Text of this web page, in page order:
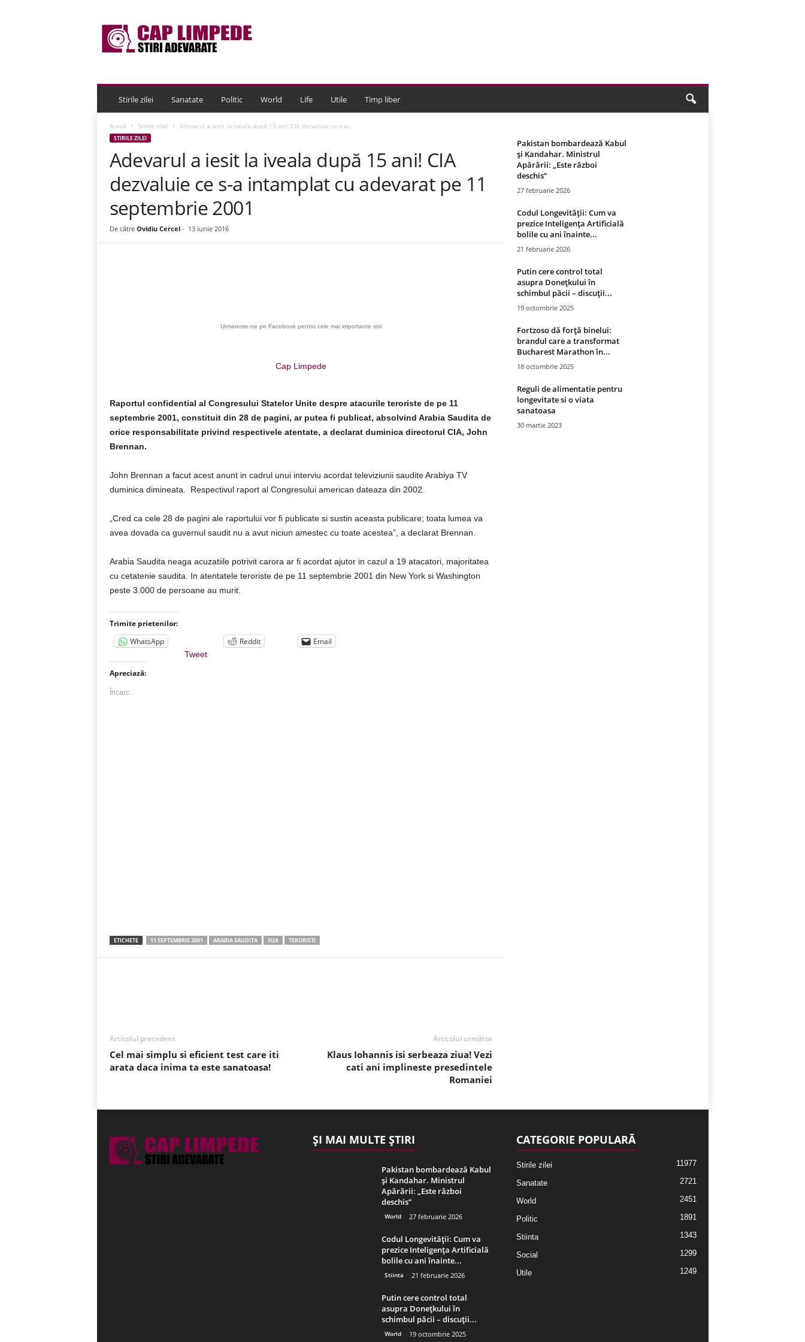
p
d
Stirile zilei Sanatate Politic World Life Utile Timp liber
Acasă Stirile zilei Adevarul a iesit la iveala după 15 ani! CIA dezvaluie ce s-a...
STIRILE ZILEI
Adevarul a iesit la iveala după 15 ani! CIA
dezvaluie ce s-a intamplat cu adevarat pe 11
septembrie 2001
De către Ovidiu Cercel- 13 iunie 2016
Urmareste-ne pe Facebook pentru cele mai importante stiri
Cap Limpede
Raportul confidential al Congresului Statelor Unite despre atacurile teroriste de pe 11
septembrie 2001, constituit din 28 de pagini, ar putea fi publicat, absolvind Arabia Saudita de
orice responsabilitate privind respectivele atentate, a declarat duminica directorul CIA, John
Brennan.
John Brennan a facut acest anunt in cadrul unui interviu acordat televiziunii saudite Arabiya TV
duminica dimineata. Respectivul raport al Congresului american dateaza din 2002.
„Cred ca cele 28 de pagini ale raportului vor fi publicate si sustin aceasta publicare; toata lumea va
avea dovada ca guvernul saudit nu a avut niciun amestec cu toate acestea”, a declarat Brennan.
Arabia Saudita neaga acuzatiile potrivit carora ar fi acordat ajutor in cazul a 19 atacatori, majoritatea
cu cetatenie saudita. In atentatele teroriste de pe 11 septembrie 2001 din New York si Washington
peste 3.000 de persoane au murit.
Trimite prietenilor:
WhatsApp
Tweet
Reddit Email
Apreciază:
Încarc...
ETICHETE 11 SEPTEMBRIE 2001 ARABIA SAUDITA SUA TERORISTI
Articolul precedent
Cel mai simplu si eficient test care iti
arata daca inima ta este sanatoasa!
Articolul următor
Klaus Iohannis isi serbeaza ziua! Vezi
cati ani implineste presedintele
Romaniei
Pakistan bombardează Kabul
și Kandahar. Ministrul
Apărării: „Este război
deschis”
27 februarie 2026
Codul Longevității: Cum va
prezice Inteligența Artificială
bolile cu ani înainte...
21 februarie 2026
Putin cere control total
asupra Donețkului în
schimbul păcii – discuții...
19 octombrie 2025
Fortzoso dă forță binelui:
brandul care a transformat
Bucharest Marathon în...
18 octombrie 2025
Reguli de alimentatie pentru
longevitate si o viata
sanatoasa
30 martie 2023
ȘI MAI MULTE ȘTIRI
Pakistan bombardează Kabul
și Kandahar. Ministrul
Apărării: „Este război
deschis”
World 27 februarie 2026
Codul Longevității: Cum va
prezice Inteligența Artificială
bolile cu ani înainte...
Stiinta 21 februarie 2026
Putin cere control total
asupra Donețkului în
schimbul păcii – discuții...
World 19 octombrie 2025
CATEGORIE POPULARĂ
Stirile zilei 11977
Sanatate 2721
World 2451
Politic 1891
Stiinta 1343
Social 1299
Utile 1249